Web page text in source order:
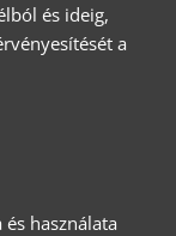
és ideig,
a
használata